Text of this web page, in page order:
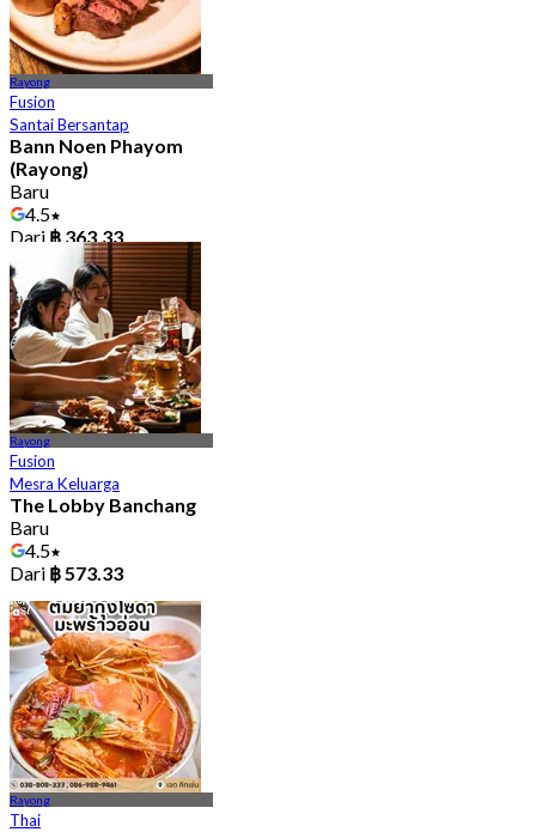
Rayong
Fusion
Santai Bersantap
Bann Noen Phayom
(Rayong)
Baru
4.5
Dari ฿ 363.33
Rayong
Fusion
Mesra Keluarga
The Lobby Banchang
Baru
4.5
Dari ฿ 573.33
Rayong
Thai